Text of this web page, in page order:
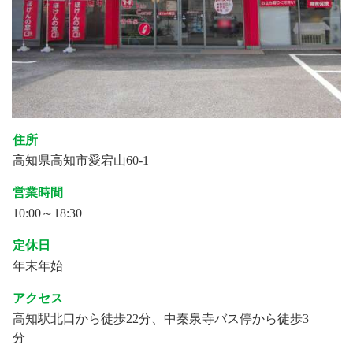
住所
高知県高知市愛宕山60-1
営業時間
10:00～18:30
定休日
年末年始
アクセス
高知駅北口から徒歩22分、中秦泉寺バス停から徒歩3
分